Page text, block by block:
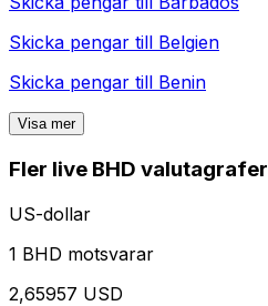
Skicka pengar till Belgien
Skicka pengar till Benin
Visa mer
Fler live BHD valutagrafer
US-dollar
1 BHD motsvarar
2,65957 USD